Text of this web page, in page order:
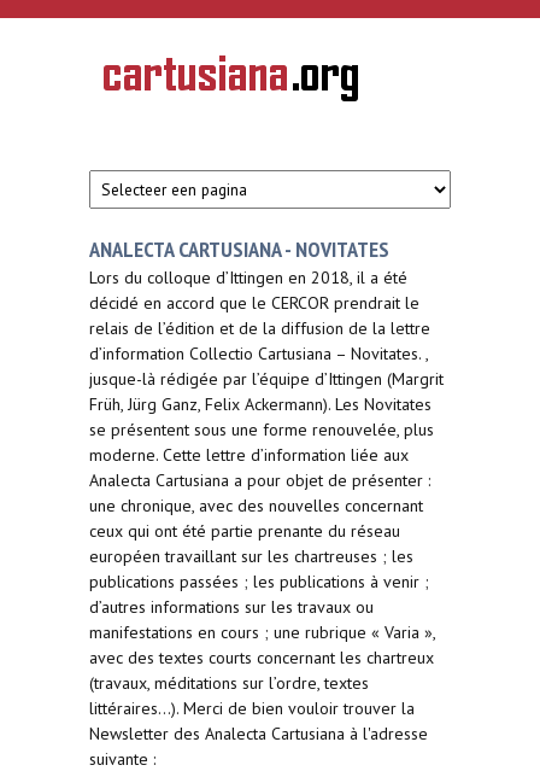
Overslaan en naar de inhoud gaan
CARTUSIANA
Geschiedenis
van de
ANALECTA CARTUSIANA - NOVITATES
Lors du colloque d’Ittingen en 2018, il a été
décidé en accord que le CERCOR prendrait le
relais de l’édition et de la diffusion de la lettre
d’information Collectio Cartusiana – Novitates. ,
jusque-là rédigée par l’équipe d’Ittingen (Margrit
Früh, Jürg Ganz, Felix Ackermann). Les Novitates
se présentent sous une forme renouvelée, plus
moderne. Cette lettre d’information liée aux
Analecta Cartusiana a pour objet de présenter :
une chronique, avec des nouvelles concernant
ceux qui ont été partie prenante du réseau
européen travaillant sur les chartreuses ; les
publications passées ; les publications à venir ;
d’autres informations sur les travaux ou
manifestations en cours ; une rubrique « Varia »,
avec des textes courts concernant les chartreux
(travaux, méditations sur l’ordre, textes
littéraires…). Merci de bien vouloir trouver la
Newsletter des Analecta Cartusiana à l'adresse
suivante :